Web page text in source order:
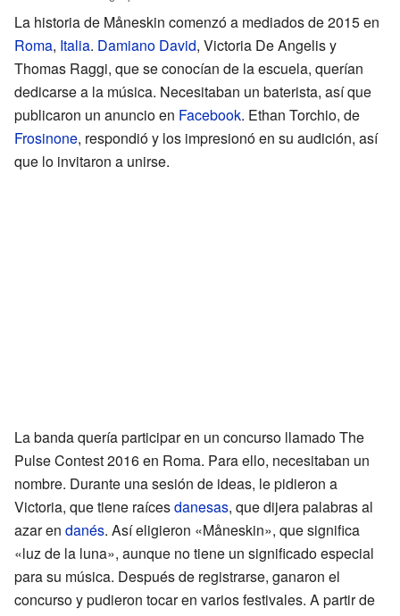
La historia de Måneskin comenzó a mediados de 2015 en
Roma, Italia. Damiano David, Victoria De Angelis y
Thomas Raggi, que se conocían de la escuela, querían
dedicarse a la música. Necesitaban un baterista, así que
publicaron un anuncio en Facebook. Ethan Torchio, de
Frosinone, respondió y los impresionó en su audición, así
que lo invitaron a unirse.
La banda quería participar en un concurso llamado The
Pulse Contest 2016 en Roma. Para ello, necesitaban un
nombre. Durante una sesión de ideas, le pidieron a
Victoria, que tiene raícesdanesas, que dijera palabras al
azar en danés. Así eligieron «Måneskin», que significa
«luz de la luna», aunque no tiene un significado especial
para su música. Después de registrarse, ganaron el
concurso y pudieron tocar en varios festivales. A partir de